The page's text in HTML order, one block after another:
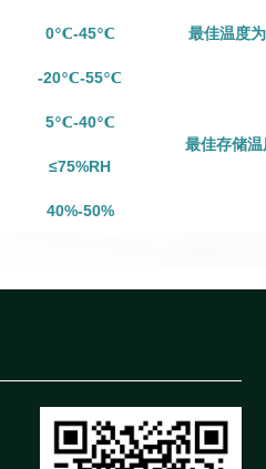
0℃-45℃ 最佳温度
-20℃-55℃
最佳存储
5℃-40℃
≤75%RH
40%-50%